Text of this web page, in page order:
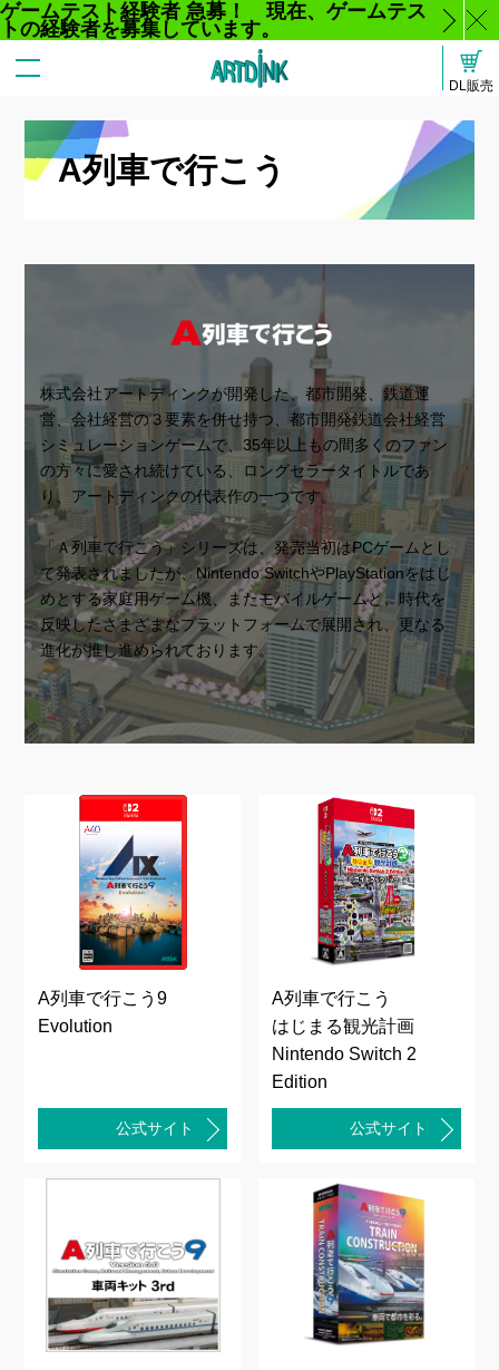
ゲームテスト経験者 急募！ 現在、ゲームテス
トの経験者を募集しています。
じ
DL販売
A列車で行こう
株式会社アートディンクが開発した、都市開発、鉄道運
営、会社経営の３要素を併せ持つ、都市開発鉄道会社経営
シミュレーションゲームで、35年以上もの間多くのファン
の方々に愛され続けている、ロングセラータイトルであ
り、アートディンクの代表作の一つです。
「Ａ列車で行こう」シリーズは、発売当初はPCゲームとし
て発表されましたが、Nintendo SwitchやPlayStationをはじ
めとする家庭用ゲーム機、またモバイルゲームと、時代を
反映したさまざまなプラットフォームで展開され、更なる
進化が推し進められております。
A列車で行こう9
Evolution
公式サイト
A列車で行こう
はじまる観光計画
Nintendo Switch 2
Edition
公式サイト